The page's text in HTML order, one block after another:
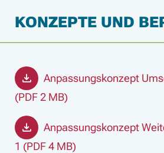
KONZEPTE UND
Anpassungskonzept
(PDF 2 MB)
Anpassungskonzept
1 (PDF 4 MB)